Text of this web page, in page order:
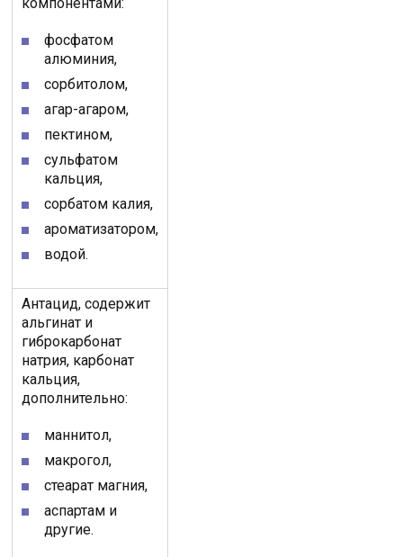
фосфатом
алюминия,
сорбитолом,
агар-агаром,
пектином,
сульфатом
кальция,
сорбатом калия,
ароматизатором,
водой.
Антацид, содержит
альгинат и
гиброкарбонат
натрия, карбонат
кальция,
дополнительно:
маннитол,
макрогол,
стеарат магния,
аспартам и
другие.